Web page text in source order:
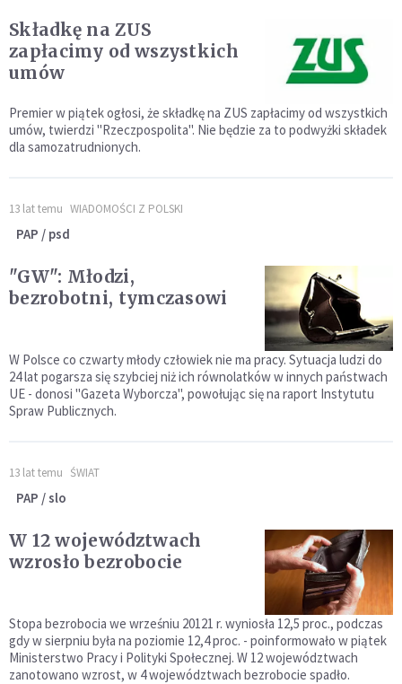
Składkę na ZUS
zapłacimy od wszystkich
umów
Premier w piątek ogłosi, że składkę na ZUS zapłacimy od wszystkich
umów, twierdzi "Rzeczpospolita". Nie będzie za to podwyżki składek
dla samozatrudnionych.
13 lat temu WIADOMOŚCI Z POLSKI
PAP / psd
"GW": Młodzi,
bezrobotni, tymczasowi
W Polsce co czwarty młody człowiek nie ma pracy. Sytuacja ludzi do
24 lat pogarsza się szybciej niż ich równolatków w innych państwach
UE - donosi "Gazeta Wyborcza", powołując się na raport Instytutu
Spraw Publicznych.
13 lat temu ŚWIAT
PAP / slo
W 12 województwach
wzrosło bezrobocie
Stopa bezrobocia we wrześniu 20121 r. wyniosła 12,5 proc., podczas
gdy w sierpniu była na poziomie 12,4 proc. - poinformowało w piątek
Ministerstwo Pracy i Polityki Społecznej. W 12 województwach
zanotowano wzrost, w 4 województwach bezrobocie spadło.